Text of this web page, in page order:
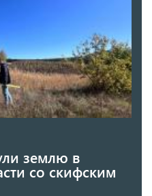
землю в
со скифским